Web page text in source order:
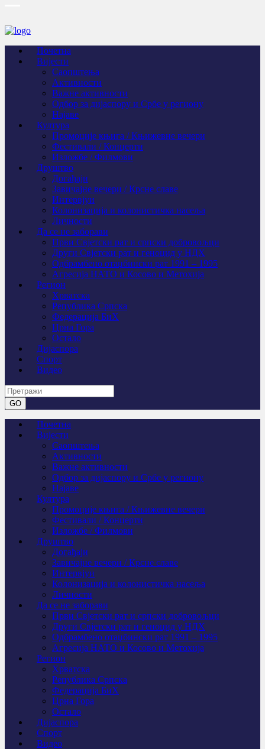
Почетна
Вијести
Саопштења
Активности
Важне активности
Одбор за дијаспору и Србе у региону
Најаве
Култура
Промоције књига / Књижевне вечери
Фестивали / Концерти
Изложбе / Филмови
Друштво
Догађаји
Завичајне вечери / Крсне славе
Интервјуи
Колонизација и колонистичка насеља
Личности
Да се не заборави
Први Свјeтски рат и српски добровољци
Други Свјетски рат и геноцид у НДХ
Одбрамбено отаџбински рат 1991 – 1995
Агресија НАТО и Косово и Метохија
Регион
Хрватска
Република Српска
Федерација БиХ
Црна Гора
Остало
Дијаспора
Спорт
Видео
Почетна
Вијести
Саопштења
Активности
Важне активности
Одбор за дијаспору и Србе у региону
Најаве
Култура
Промоције књига / Књижевне вечери
Фестивали / Концерти
Изложбе / Филмови
Друштво
Догађаји
Завичајне вечери / Крсне славе
Интервјуи
Колонизација и колонистичка насеља
Личности
Да се не заборави
Први Свјeтски рат и српски добровољци
Други Свјетски рат и геноцид у НДХ
Одбрамбено отаџбински рат 1991 – 1995
Агресија НАТО и Косово и Метохија
Регион
Хрватска
Република Српска
Федерација БиХ
Црна Гора
Остало
Дијаспора
Спорт
Видео